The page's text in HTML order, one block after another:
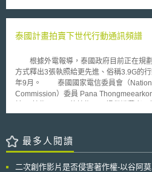
(rules)(主要為一些數理關係式
求項是否無效時，應考慮所有的請求項之
(conventional elements)之要素。同時備
院決定不做為先例之判決
Notification Requirements〉，依法各得
規定個人資料擁有者〈database owners
time〉內，對「潛在受影響之個人」〈
affected by a data breach〉，以及檢察
理時間內通報前述應通報之對象。 經查該公司於今〈2010〉年2、3月
間即發現客戶個資外洩，卻6月18日始通
遲延通報無正當理由，故代表印地安那州向其
管者〈siteminder〉未能實行安全防護，
以改變統一資源定址器〈URL〉而窺見申請者的
那州客戶外，該保險公司因客戶個資外洩
泰國計畫拍賣下世代行動通訊頻譜
根據外電報導，泰國政府目前正在規劃
方式釋出3張執照給更先進、俗稱3.9G的
年9月。 泰國國家電信委員會（National Telecommunications
Commission）委員 Pana
執照將以15MHz為單位，期限為15年，
TOT＆CAT與軍方使用中，2.5GHz則由廣
於年底提出清空頻譜方案。 各界評估新的頻譜將允許業者佈建以LTE為
最多人閱讀
二次創作影片是否侵害著作權-以谷阿